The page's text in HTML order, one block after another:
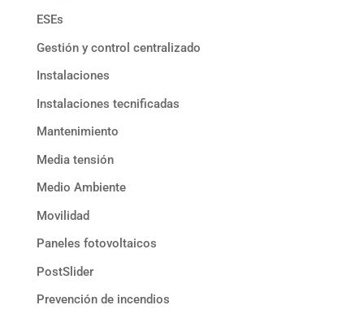
ESEs
Gestión y control centralizado
Instalaciones
Instalaciones tecnificadas
Mantenimiento
Media tensión
Medio Ambiente
Movilidad
Paneles fotovoltaicos
PostSlider
Prevención de incendios